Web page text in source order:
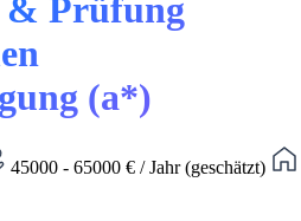
& Prüfung
(a*)
45000 - 65000 € / Jahr (geschätzt)